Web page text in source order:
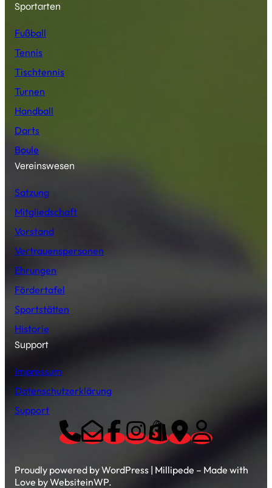
Sportarten
Fußball
Tennis
Tischtennis
Turnen
Handball
Darts
Boule
Vereinswesen
Satzung
Mitgliedschaft
Vorstand
Vertrauenspersonen
Ehrungen
Fördertafel
Sportstätten
Historie
Support
Impressum
Datenschutzerklärung
Support
Proudly powered by WordPress | Millipede – Made with
Love by WebsiteinWP.